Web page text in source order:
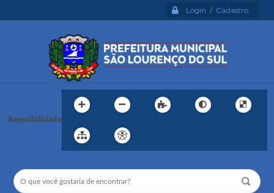
Login / Cadastro
Acessibilidade